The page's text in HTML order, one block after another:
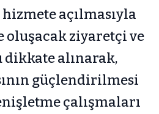
açılmasıyla
ziyaretçi ve
dikkate alınarak,
güçlendirilmesi
çalışmaları